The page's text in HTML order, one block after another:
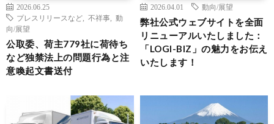
2026.06.25
プレスリリースなど
不祥事
動
向/展望
公取委、荷主779社に荷待ち
など独禁法上の問題行為と注
意喚起文書送付
2026.04.01 動向/展望
弊社公式ウェブサイトを全面
リニューアルいたしました：
「LOGI-BIZ」の魅力をお伝え
いたします！